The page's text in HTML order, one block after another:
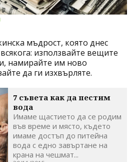
мъдрост, която днес
използвайте вещите
намирайте им ново
да ги изхвърляте.
7 съвета как да пестим
вода
Имаме щастието да се родим
във време и място, където
имаме достъп до питейна
вода с едно завъртане на
крана на чешмат...